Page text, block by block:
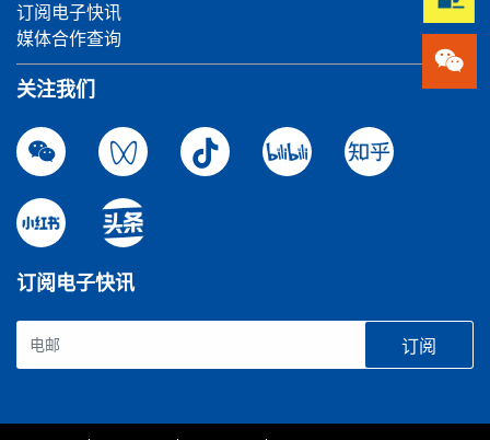
订阅电子快讯
媒体合作查询
关注我们
订阅电子快讯
订阅